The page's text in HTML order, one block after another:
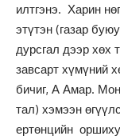
илтгэнэ. Харин
этүтэн (газар
дурсгал дээр хөх
завсарт хүмүний
бичиг, А Амар.
тал) хэмээн
ертөнцийн